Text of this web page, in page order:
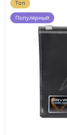
Топ
Популярный